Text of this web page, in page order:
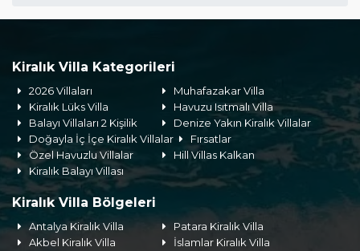
Kiralık Villa Kategorileri
2026 Villaları
Muhafazakar Villa
Kiralık Lüks Villa
Havuzu Isıtmalı Villa
Balayı Villaları 2 Kişilik
Denize Yakın Kiralık Villalar
Doğayla İç İçe Kiralık Villalar
Fırsatlar
Özel Havuzlu Villalar
Hill Villas Kalkan
Kiralık Balayı Villası
Kiralık Villa Bölgeleri
Antalya Kiralık Villa
Patara Kiralık Villa
Akbel Kiralık Villa
İslamlar Kiralık Villa